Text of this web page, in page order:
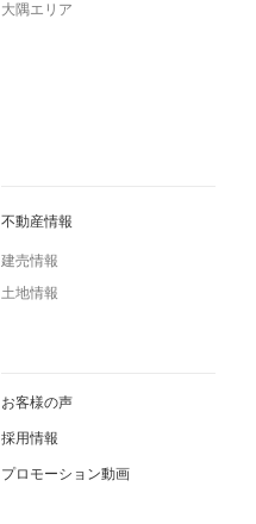
大隅エリア
不動産情報
建売情報
土地情報
お客様の声
採用情報
プロモーション動画